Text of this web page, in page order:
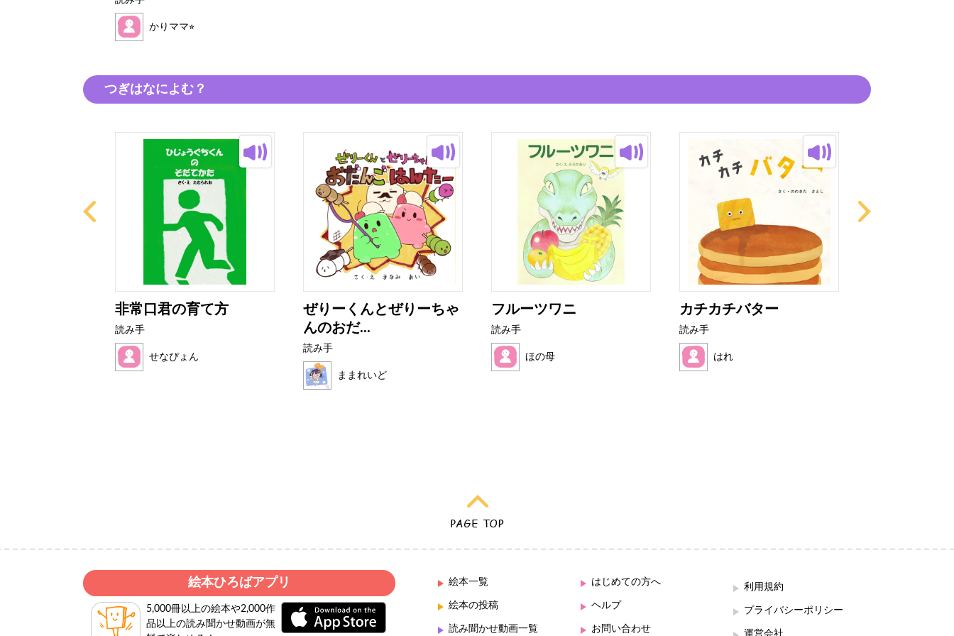
かりママ⭐︎
つぎはなによむ？
非常口君の育て方
読み手
せなぴょん
ぜりーくんとぜりーちゃ
んのおだ...
読み手
ままれいど
フルーツワニ
読み手
ほの母
カチカチバター
読み手
はれ
絵本ひろばアプリ
5,000冊以上の絵本や2,000作
品以上の読み聞かせ動画が無
絵本一覧
絵本の投稿
読み聞かせ動画一覧
はじめての方へ
ヘルプ
お問い合わせ
利用規約
プライバシーポリシー
運営会社